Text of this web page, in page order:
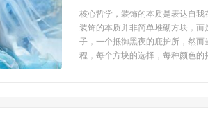
核心哲学，装饰的本质是表达自
装饰的本质并非简单堆砌方块，
子，一个抵御黑夜的庇护所，然
程，每个方块的选择，每种颜色的